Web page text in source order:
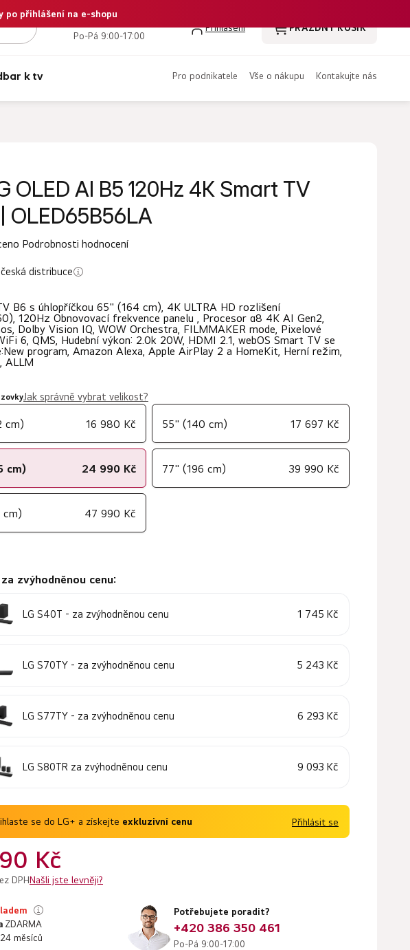
po přihlášení na e-shopu+420 386 350 461
Po-Pá 9:00-17:00
Přihlášení
NÁKUPNÍ
PRÁZDNÝ KOŠÍK
k tv pro podnikatele vše o nákupu kontakujte nás
OLED AI B5 120Hz 4K Smart TV
OLED65B56LA
Podrobnosti hodnocení
distribuce
B6 s úhlopříčkou 65" (164 cm), 4K ULTRA HD rozlišení
120Hz Obnovovací frekvence panelu , Procesor α8 4K AI Gen2,
Dolby Vision IQ, WOW Orchestra, FILMMAKER mode, Pixelové
6, QMS, Hudební výkon: 2.0k 20W, HDMI 2.1, webOS Smart TV se
program, Amazon Alexa, Apple AirPlay 2 a HomeKit, Herní režim,
ALLM
Jak správně vybrat velikost?
cm) 16 980 Kč 55" (140 cm) 17 697 Kč
cm) 24 990 Kč 77" (196 cm) 39 990 Kč
cm) 47 990 Kč
zvýhodněnou cenu:
LG S40T - za zvýhodněnou cenu 1 745 Kč
LG S70TY - za zvýhodněnou cenu 5 243 Kč
LG S77TY - za zvýhodněnou cenu 6 293 Kč
LG S80TR za zvýhodněnou cenu 9 093 Kč
se do LG+ a získejte exkluzivní cenu Přihlásit se
Kč
DPHNašli jste levněji?
ZDARMA
24 měsíců
Potřebujete poradit?
+420 386 350 461
Po-Pá 9:00-17:00